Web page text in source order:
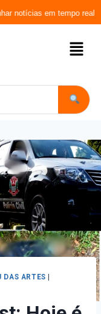
em tempo real
DAS ARTES